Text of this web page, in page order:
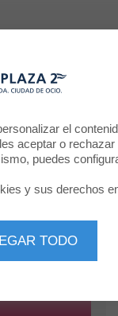
el
aceptar o
puedes
y sus derechos
TODO